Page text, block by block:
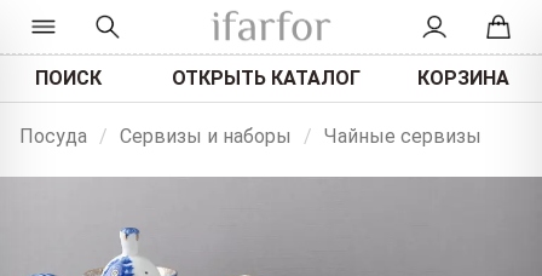
ПОИСК ОТКРЫТЬ КАТАЛОГ КОРЗИНА
Посуда / Сервизы и наборы / Чайные сервизы